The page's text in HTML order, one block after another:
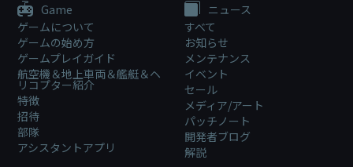
Game
ゲームについて
ゲームの始め方
ゲームプレイガイド
航空機＆地上車両＆艦艇＆ヘ
リコプター紹介
特徴
招待
部隊
アシスタントアプリ
ニュース
すべて
お知らせ
メンテナンス
イベント
セール
メディア/アート
パッチノート
開発者ブログ
解説